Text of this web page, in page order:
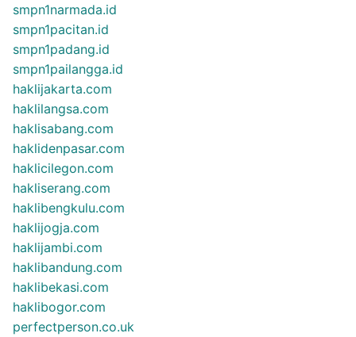
smpn1narmada.id
smpn1pacitan.id
smpn1padang.id
smpn1pailangga.id
haklijakarta.com
haklilangsa.com
haklisabang.com
haklidenpasar.com
haklicilegon.com
hakliserang.com
haklibengkulu.com
haklijogja.com
haklijambi.com
haklibandung.com
haklibekasi.com
haklibogor.com
perfectperson.co.uk